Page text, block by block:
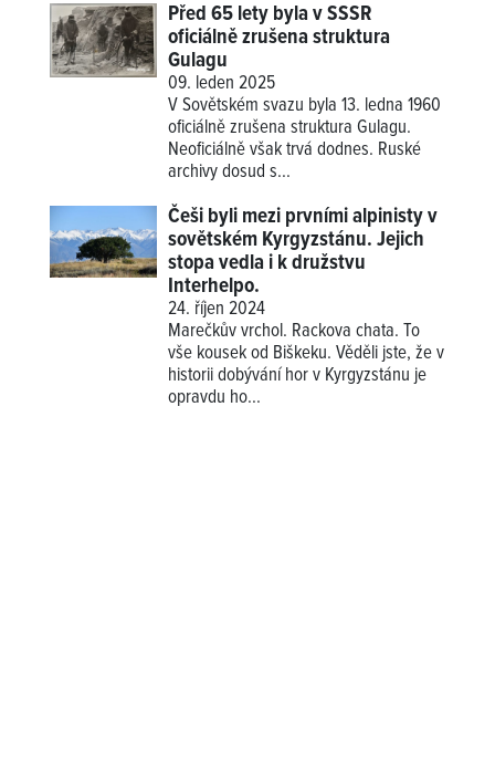
Před 65 lety byla v SSSR
oficiálně zrušena struktura
Gulagu
09. leden 2025
V Sovětském svazu byla 13. ledna 1960
oficiálně zrušena struktura Gulagu.
Neoficiálně však trvá dodnes. Ruské
archivy dosud s...
Češi byli mezi prvními alpinisty v
sovětském Kyrgyzstánu. Jejich
stopa vedla i k družstvu
Interhelpo.
24. říjen 2024
Marečkův vrchol. Rackova chata. To
vše kousek od Biškeku. Věděli jste, že v
historii dobývání hor v Kyrgyzstánu je
opravdu ho...